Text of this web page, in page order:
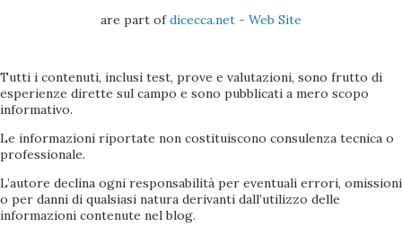
are part ofdicecca.net - Web Site
Tutti i contenuti, inclusi test, prove e valutazioni, sono frutto di
esperienze dirette sul campo e sono pubblicati a mero scopo
informativo.
Le informazioni riportate non costituiscono consulenza tecnica o
professionale.
L’autore declina ogni responsabilità per eventuali errori, omissioni
o per danni di qualsiasi natura derivanti dall’utilizzo delle
informazioni contenute nel blog.